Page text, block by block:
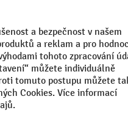
stěny, barva RAL
výšky
zásuvek